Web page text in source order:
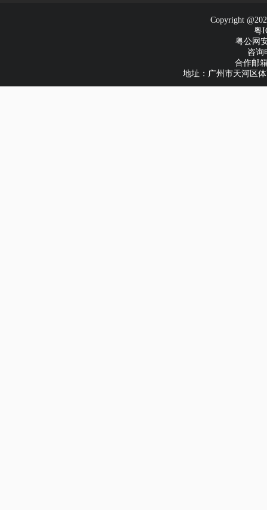
Copyright
粤
粤公网
咨询
合作邮
地址：广州市天河区